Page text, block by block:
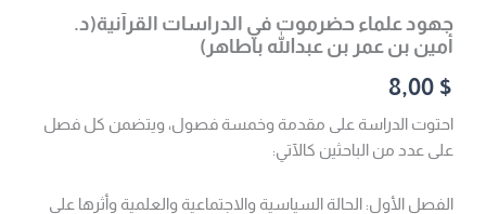
جهود علماء حضرموت في الدراسات القرآنية(د.
أمين بن عمر بن عبدالله باطاهر)
8,00 $
احتوت الدراسة على مقدمة وخمسة فصول، ويتضمن كل فصل
على عدد من الباحثين كالآتي:
الفصل الأول: الحالة السياسية والاجتماعية والعلمية وأثرها على